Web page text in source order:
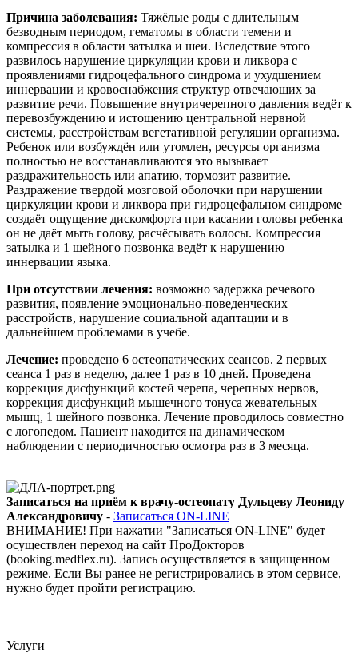
Причина заболевания: Тяжёлые роды с длительным
безводным периодом, гематомы в области темени и
компрессия в области затылка и шеи. Вследствие этого
развилось нарушение циркуляции крови и ликвора с
проявлениями гидроцефального синдрома и ухудшением
иннервации и кровоснабжения структур отвечающих за
развитие речи. Повышение внутричерепного давления ведёт к
перевозбуждению и истощению центральной нервной
системы, расстройствам вегетативной регуляции организма.
Ребенок или возбуждён или утомлен, ресурсы организма
полностью не восстанавливаются это вызывает
раздражительность или апатию, тормозит развитие.
Раздражение твердой мозговой оболочки при нарушении
циркуляции крови и ликвора при гидроцефальном синдроме
создаёт ощущение дискомфорта при касании головы ребенка
он не даёт мыть голову, расчёсывать волосы. Компрессия
затылка и 1 шейного позвонка ведёт к нарушению
иннервации языка.
При отсутствии лечения: возможно задержка речевого
развития, появление эмоционально-поведенческих
расстройств, нарушение социальной адаптации и в
дальнейшем проблемами в учебе.
Лечение: проведено 6 остеопатических сеансов. 2 первых
сеанса 1 раз в неделю, далее 1 раз в 10 дней. Проведена
коррекция дисфункций костей черепа, черепных нервов,
коррекция дисфункций мышечного тонуса жевательных
мышц, 1 шейного позвонка. Лечение проводилось совместно
с логопедом. Пациент находится на динамическом
наблюдении с периодичностью осмотра раз в 3 месяца.
Записаться на приём к врачу-остеопату Дульцеву Леониду
Александровичу - Записаться ON-LINE
ВНИМАНИЕ! При нажатии "Записаться ON-LINE" будет
осуществлен переход на сайт ПроДокторов
(booking.medflex.ru). Запись осуществляется в защищенном
режиме. Если Вы ранее не регистрировались в этом сервисе,
нужно будет пройти регистрацию.
Услуги